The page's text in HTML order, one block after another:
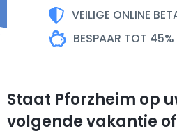
VEILIGE ONLINE
BESPAAR TOT 45%
Staat Pforzheim op
volgende vakantie